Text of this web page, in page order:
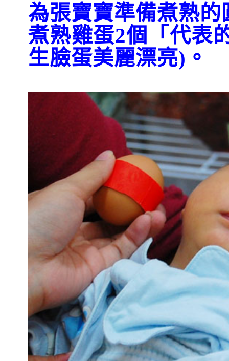
為張寶寶準備煮熟
煮熟雞蛋2個「代表
生臉蛋美麗漂亮)。